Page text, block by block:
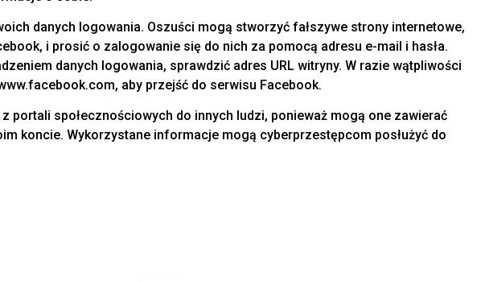
danych logowania. Oszuści mogą stworzyć fałszywe strony internetowe,
i prosić o zalogowanie się do nich za pomocą adresu e-mail i hasła.
danych logowania, sprawdzić adres URL witryny. W razie wątpliwości
aby przejść do serwisu Facebook.
portali społecznościowych do innych ludzi, ponieważ mogą one zawierać
koncie. Wykorzystane informacje mogą cyberprzestępcom posłużyć do